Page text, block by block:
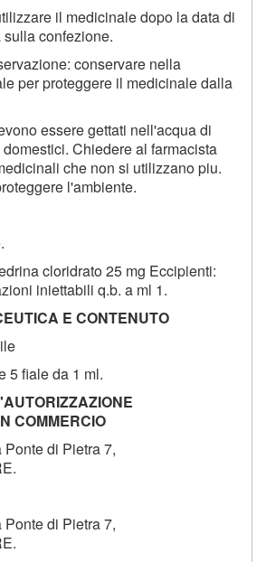
il medicinale dopo la data di
confezione.
conservare nella
per proteggere il medicinale dalla
essere gettati nell'acqua di
Chiedere al farmacista
che non si utilizzano piu.
l'ambiente.
cloridrato 25 mg Eccipienti:
iniettabili q.b. a ml 1.
E CONTENUTO
5 fiale da 1 ml.
COMMERCIO
di Pietra 7,
di Pietra 7,